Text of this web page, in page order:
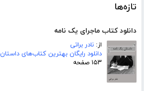
تازه‌ها
دانلود کتاب ماجرای یک نامه
از: نادر براتی
دانلود رایگان بهترین کتاب‌های داستان
۱۵۳ صفحه